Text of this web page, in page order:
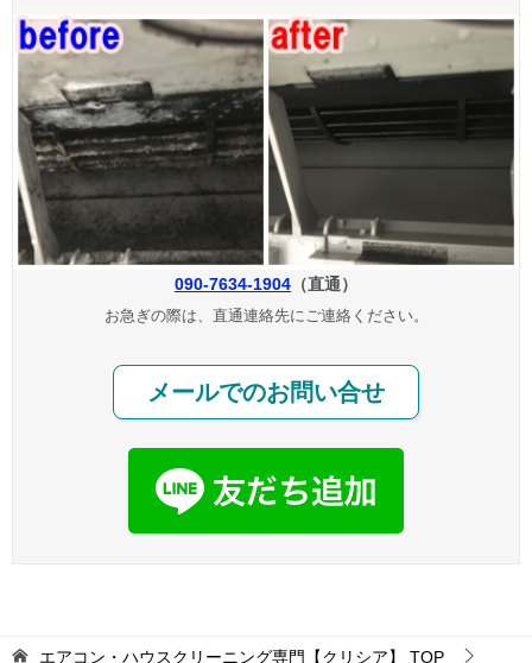
090-7634-1904 （直通）
お急ぎの際は、直通連絡先にご連絡ください。
メールでのお問い合せ
エアコン・ハウスクリーニング専門【クリシア】
TOP